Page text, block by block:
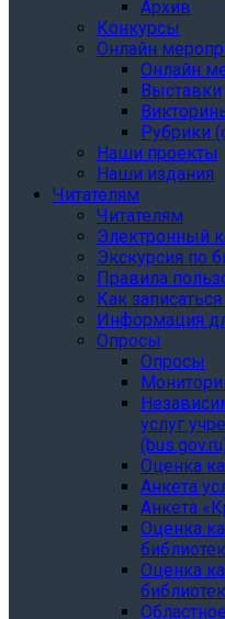
Архив
Конкурсы
Онлайн
Онлайн
Выставки
Рубрики
Наши проекты
Наши издания
Читателям
Читателям
Электронный
Экскурсия по
Правила
Как
Информация
Опросы
Опросы
услуг
Оценка
Анкета
Анкета
Oценка
Oценка